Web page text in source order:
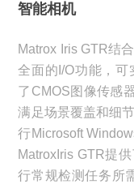
智能相机
Matrox Iris GTR结
全面的I/O功能，
了CMOS图像传感
满足场景覆盖和细
行Microsoft
MatroxIris GTR提
行常规检测任务所